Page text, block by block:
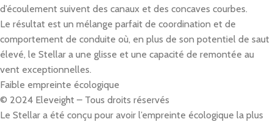
d’écoulement suivent des canaux et des concaves courbes.
Le résultat est un mélange parfait de coordination et de
comportement de conduite où, en plus de son potentiel de saut
élevé, le Stellar a une glisse et une capacité de remontée au
vent exceptionnelles.
Faible empreinte écologique
© 2024 Eleveight – Tous droits réservés
Le Stellar a été conçu pour avoir l’empreinte écologique la plus